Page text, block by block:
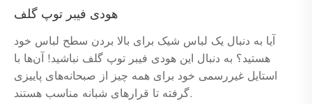
هودی فیبر توپ گلف
آیا به دنبال یک لباس شیک برای بالا بردن سطح لباس خود
هستید؟ به دنبال این هودی فیبر توپ گلف نباشید! آن‌ها با
استایل غیررسمی خود برای همه چیز از صبحانه‌های پاییزی
گرفته تا قرارهای شبانه مناسب هستند.